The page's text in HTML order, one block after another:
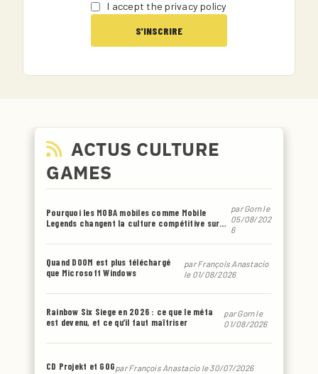
I accept the privacy policy
ACTUS CULTURE
GAMES
Pourquoi les MOBA mobiles comme Mobile
Legends changent la culture compétitive sur
parGornle
05/08/202
6
Quand DOOM est plus téléchargé
que Microsoft Windows
parFrançois Anastacio
le 01/08/2026
Rainbow Six Siege en 2026 : ce que le méta
est devenu, et ce qu’il faut maîtriser
parGornle
01/08/2026
CD Projekt et GOGparFrançois Anastaciole 30/07/2026